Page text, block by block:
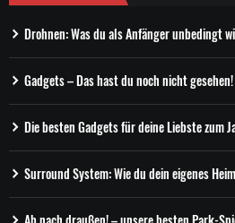
Drohnen: Was du als Anfänger unbedingt
Gadgets – Das hast du noch nicht gesehen!
Die besten Gadgets für deine Liebste zum
Surround System: Wie du dein eigenes